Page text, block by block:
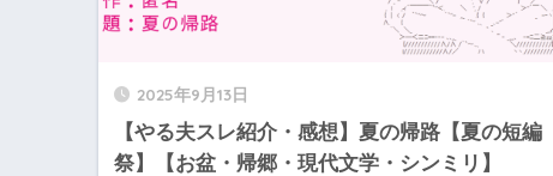
2025年9月13日
【やる夫スレ紹介・感想】夏の帰路【夏の短編
祭】【お盆・帰郷・現代文学・シンミリ】